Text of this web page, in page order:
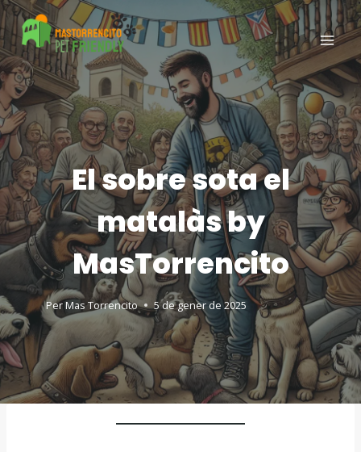
El sobre sota el
matalàs by
MasTorrencito
PerMas Torrencito 5 de gener de 2025